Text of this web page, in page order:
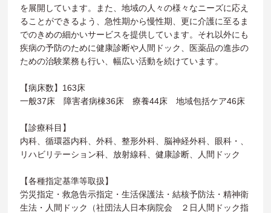
を展開しています。また、地域の人々の様々なニーズに応え
ることができるよう、急性期から慢性期、更に介護に至るま
でのきめの細かいサービスを提供しています。それ以外にも
疾病の予防のために健康診断や人間ドック、医薬品の進歩の
ための治験業務も行い、幅広い活動を続けています。
【病床数】163床
一般37床 障害者病棟36床 療養44床 地域包括ケア46床
【診療科目】
内科、循環器内科、外科、整形外科、脳神経外科、眼科・、
リハビリテーション科、放射線科、健康診断、人間ドック
【各種指定基準等取扱】
労災指定・救急告示指定・生活保護法・結核予防法・精神衛
生法・人間ドック（社団法人日本病院会 ２日人間ドック指